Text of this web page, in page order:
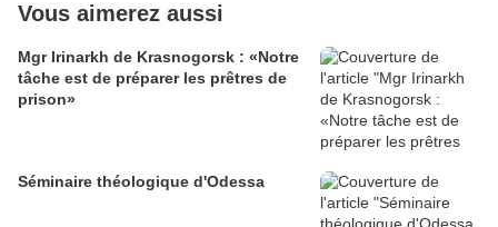
Vous aimerez aussi
Mgr Irinarkh de Krasnogorsk : «Notre
tâche est de préparer les prêtres de
prison»
Séminaire théologique d'Odessa